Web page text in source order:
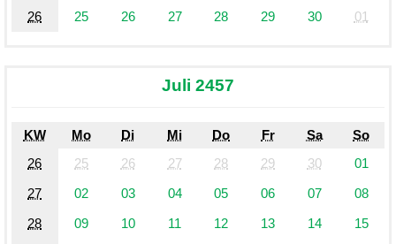
26
25 26 27 28 29 30 01
Juli 2457
KW Mo Di Mi Do Fr Sa
So
26
25 26 27 28 29 30
01
27
02 03 04 05 06 07
08
28
09 10 11 12 13 14
15